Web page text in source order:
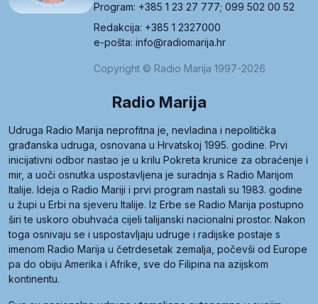
Program: +385 1 23 27 777; 099 502 00 52
Redakcija: +385 1 2327000
e-pošta: info@radiomarija.hr
Copyright © Radio Marija 1997-2026
Radio Marija
Udruga Radio Marija neprofitna je, nevladina i nepolitička
građanska udruga, osnovana u Hrvatskoj 1995. godine. Prvi
inicijativni odbor nastao je u krilu Pokreta krunice za obraćenje i
mir, a uoči osnutka uspostavljena je suradnja s Radio Marijom
Italije. Ideja o Radio Mariji i prvi program nastali su 1983. godine
u župi u Erbi na sjeveru Italije. Iz Erbe se Radio Marija postupno
širi te uskoro obuhvaća cijeli talijanski nacionalni prostor. Nakon
toga osnivaju se i uspostavljaju udruge i radijske postaje s
imenom Radio Marija u četrdesetak zemalja, počevši od Europe
pa do obiju Amerika i Afrike, sve do Filipina na azijskom
kontinentu.